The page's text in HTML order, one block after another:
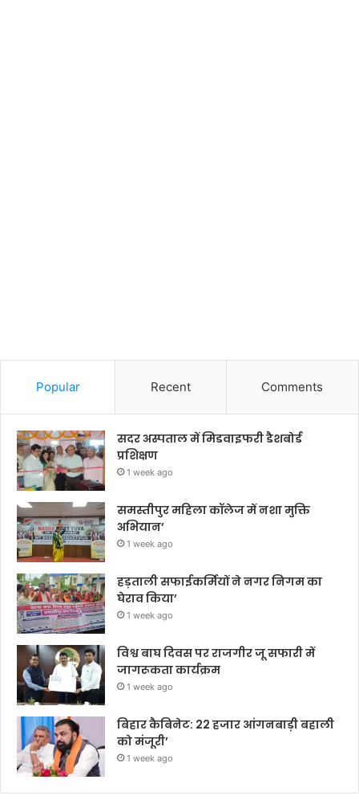
Popular Recent Comments
सदर अस्पताल में मिडवाइफरी डैशबोर्ड
प्रशिक्षण
1 week ago
समस्तीपुर महिला कॉलेज में नशा मुक्ति
अभियान’
1 week ago
हड़ताली सफाईकर्मियों ने नगर निगम का
घेराव किया’
1 week ago
विश्व बाघ दिवस पर राजगीर जू सफारी में
जागरूकता कार्यक्रम
1 week ago
बिहार कैबिनेट: 22 हजार आंगनबाड़ी बहाली
को मंजूरी’
1 week ago